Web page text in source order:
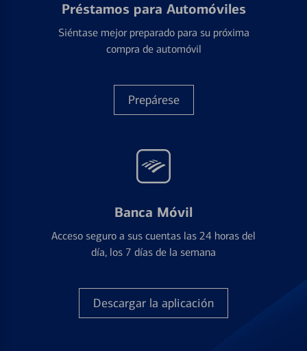
Préstamos para Automóviles
Siéntase mejor preparado para su próxima
compra de automóvil
Prepárese
Banca Móvil
Acceso seguro a sus cuentas las 24 horas del
día, los 7 días de la semana
Descargar la aplicación